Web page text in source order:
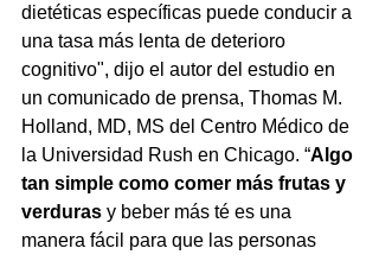
dietéticas específicas puede conducir a
una tasa más lenta de deterioro
cognitivo", dijo el autor del estudio en
un comunicado de prensa, Thomas M.
Holland, MD, MS del Centro Médico de
la Universidad Rush en Chicago. “Algo
tan simple como comer más frutas y
verduras y beber más té es una
manera fácil para que las personas